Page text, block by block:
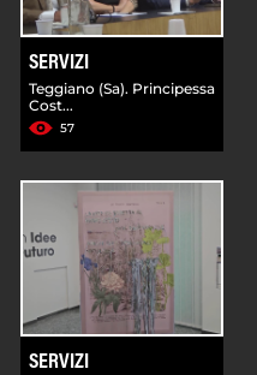
SERVIZI
Teggiano (Sa). Principessa
Cost...
57
SERVIZI